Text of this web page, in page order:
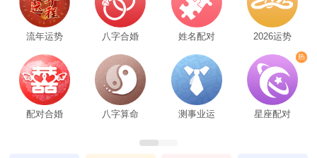
流年运势 八字合婚 姓名配对 2026运势
配对合婚 八字算命 测事业运 星座配对